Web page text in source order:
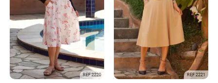
REF 2220 REF 2221